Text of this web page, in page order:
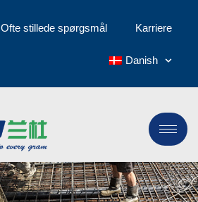
Ofte stillede spørgsmål Karriere
Danish